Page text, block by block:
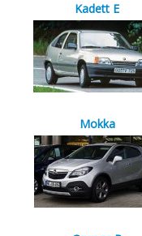
Kadett E
Mokka